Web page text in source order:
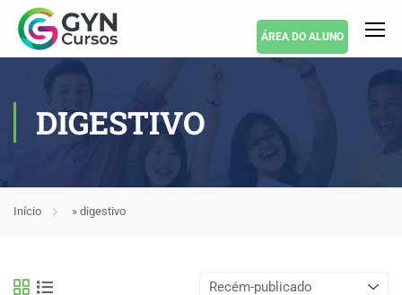
ÁREA DO ALUNO
DIGESTIVO
Início » digestivo